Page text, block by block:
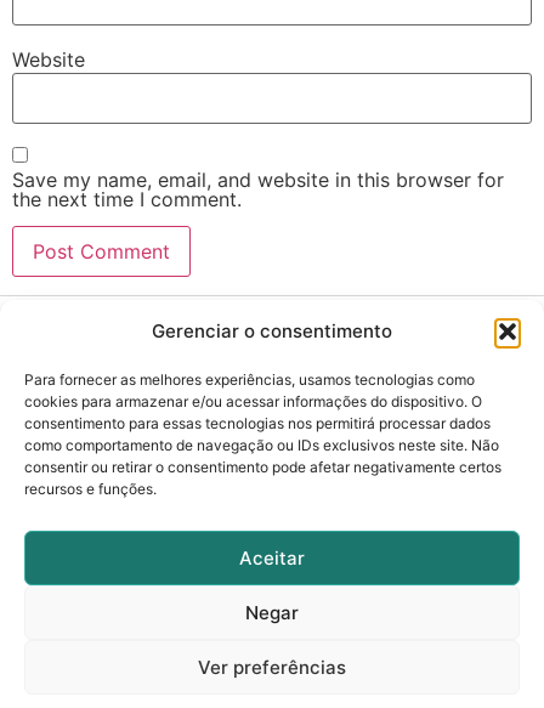
Gerenciar o consentimento
Para fornecer as melhores experiências, usamos tecnologias como
cookies para armazenar e/ou acessar informações do dispositivo. O
consentimento para essas tecnologias nos permitirá processar dados
como comportamento de navegação ou IDs exclusivos neste site. Não
consentir ou retirar o consentimento pode afetar negativamente certos
recursos e funções.
Aceitar
Negar
Ver preferências
Website
Save my name, email, and website in this browser for
the next time I comment.
cebio@ifgoiano.edu.br
(62) 99625-6540
Rua 88, nº310, Setor Sul, Goiânia - GO.
Nos siga nas redes sociais